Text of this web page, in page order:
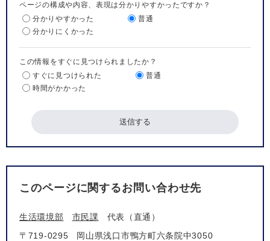
ページの構成や内容、表現は分かりやすかったですか？
分かりやすかった
普通
分かりにくかった
この情報をすぐに見つけられましたか？
すぐに見つけられた
普通
時間がかかった
このページに関するお問い合わせ先
生活環境部 市民課
代表（直通）
〒719-0295
岡山県浅口市鴨方町六条院中3050